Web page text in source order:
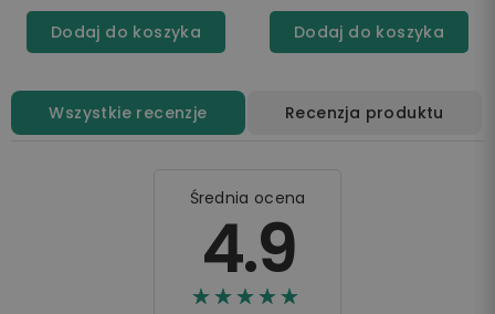
Dodaj do koszyka Dodaj do koszyka
Wszystkie recenzje Recenzja produktu
Średnia ocena
4.9
☆☆☆☆☆
★★★★★